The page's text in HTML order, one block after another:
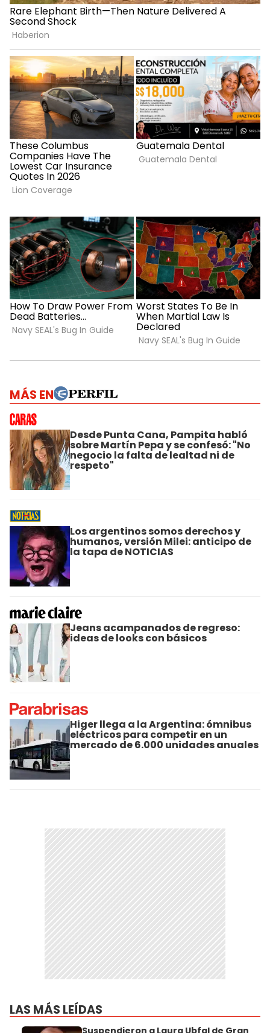
MÁS EN
Desde Punta Cana, Pampita habló
sobre Martín Pepa y se confesó: "No
negocio la falta de lealtad ni de
respeto"
Los argentinos somos derechos y
humanos, versión Milei: anticipo de
la tapa de NOTICIAS
Jeans acampanados de regreso:
ideas de looks con básicos
Higer llega a la Argentina: ómnibus
eléctricos para competir en un
mercado de 6.000 unidades anuales
LAS MÁS LEÍDAS